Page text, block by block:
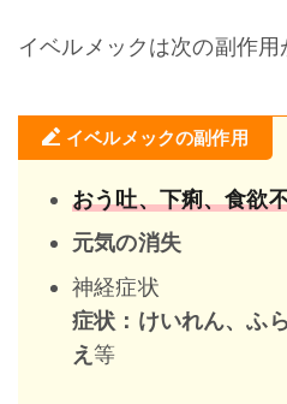
イベルメックは次の副作用
イベルメックの副作用
おう吐、下痢、食欲
元気の消失
神経症状
症状：けいれん、ふ
え等